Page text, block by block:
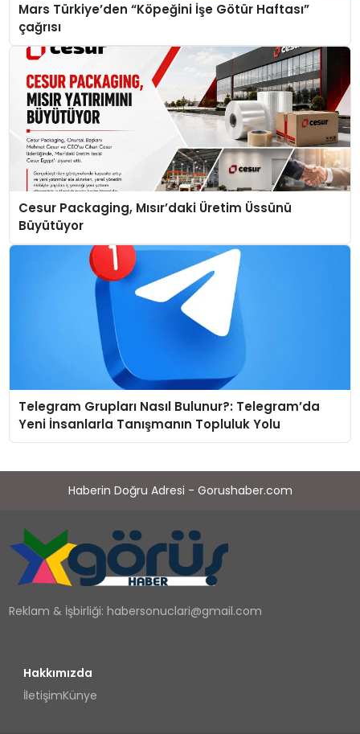
Mars Türkiye’den “Köpeğini İşe Götür Haftası”
çağrısı
Cesur Packaging, Mısır’daki Üretim Üssünü
Büyütüyor
Telegram Grupları Nasıl Bulunur?: Telegram’da
Yeni İnsanlarla Tanışmanın Topluluk Yolu
Haberin Doğru Adresi - Gorushaber.com
Reklam & İşbirliği:habersonuclari@gmail.com
Hakkımızda
İletişimKünye